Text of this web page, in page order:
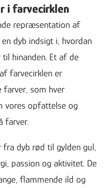
i farvecirklen
repræsentation af
dyb indsigt i, hvordan
hinanden. Et af de
farvecirklen er
farver, som hver
vores opfattelse og
farver.
dyb rød til gylden gul,
passion og aktivitet. De
flammende ild og